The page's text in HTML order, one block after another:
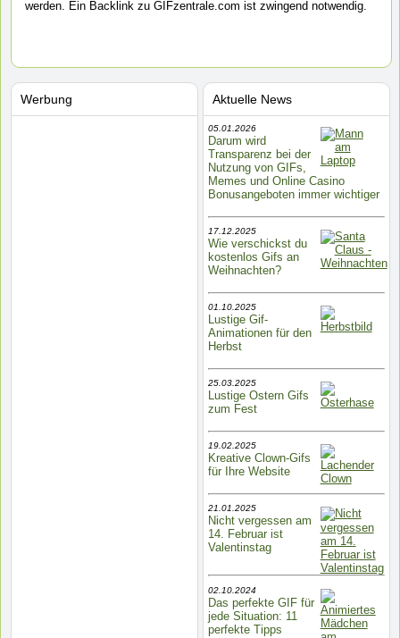
werden. Ein Backlink zu GIFzentrale.com ist zwingend notwendig.
Aktuelle News
05.01.2026
Darum wird
Transparenz bei der
Nutzung von GIFs,
Memes und Online Casino
Bonusangeboten immer wichtiger
17.12.2025
Wie verschickst du
kostenlos Gifs an
Weihnachten?
01.10.2025
Lustige Gif-
Animationen für den
Herbst
25.03.2025
Lustige Ostern Gifs
zum Fest
19.02.2025
Kreative Clown-Gifs
für Ihre Website
21.01.2025
Nicht vergessen am
14. Februar ist
Valentinstag
02.10.2024
Das perfekte GIF für
jede Situation: 11
perfekte Tipps
Werbung